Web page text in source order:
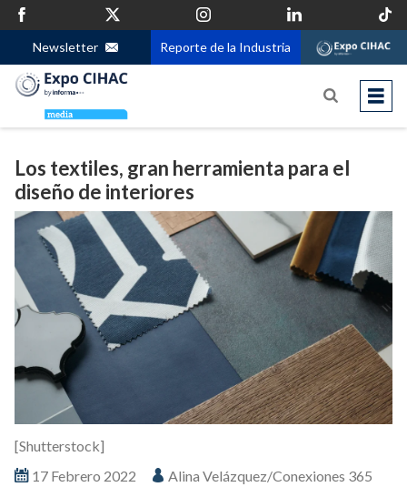
Newsletter Reporte de la Industria
Los textiles, gran herramienta para el
diseño de interiores
17 Febrero 2022 Alina Velázquez/Conexiones 365
[Shutterstock]